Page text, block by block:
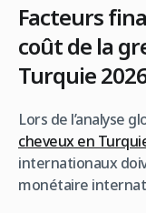
Facteurs
coût de la
Turquie
Lors de l’analyse
cheveux en
internationaux
monétaire